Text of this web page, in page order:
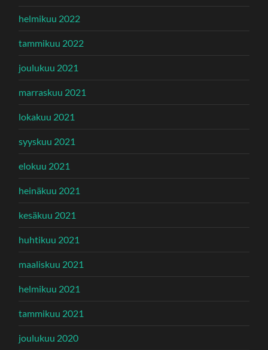
helmikuu 2022
tammikuu 2022
joulukuu 2021
marraskuu 2021
lokakuu 2021
syyskuu 2021
elokuu 2021
heinäkuu 2021
kesäkuu 2021
huhtikuu 2021
maaliskuu 2021
helmikuu 2021
tammikuu 2021
joulukuu 2020